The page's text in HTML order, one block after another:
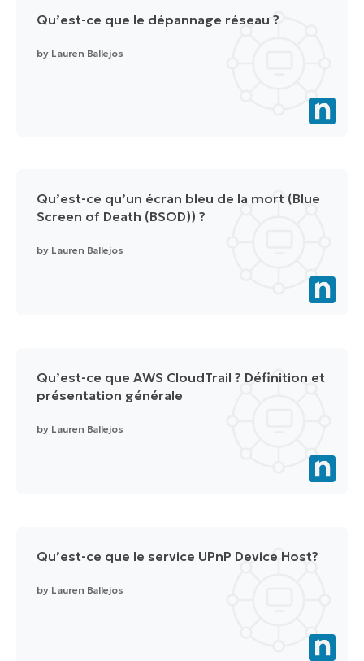
Qu’est-ce que le dépannage réseau ?
by Lauren Ballejos
Qu’est-ce qu’un écran bleu de la mort (Blue
Screen of Death (BSOD)) ?
by Lauren Ballejos
Qu’est-ce que AWS CloudTrail ? Définition et
présentation générale
by Lauren Ballejos
Qu’est-ce que le service UPnP Device Host?
by Lauren Ballejos